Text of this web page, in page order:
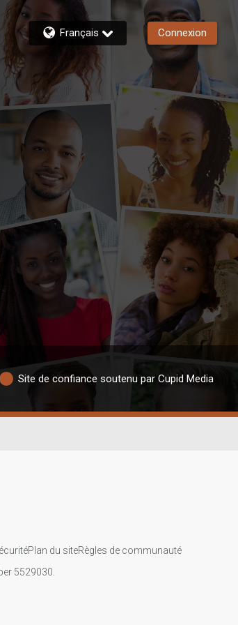
Français Connexion
Site de confiance soutenu par Cupid Media
Plan du siteRègles de communauté
5529030.